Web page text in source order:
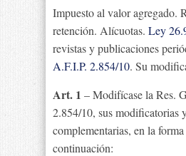
Impuesto al valor agregado.
retención. Alícuotas. Ley
revistas y publicaciones
A.F.I.P. 2.854/10. Su
Art. 1 – Modifícase la Res.
2.854/10, sus modificatorias
complementarias, en la
continuación: